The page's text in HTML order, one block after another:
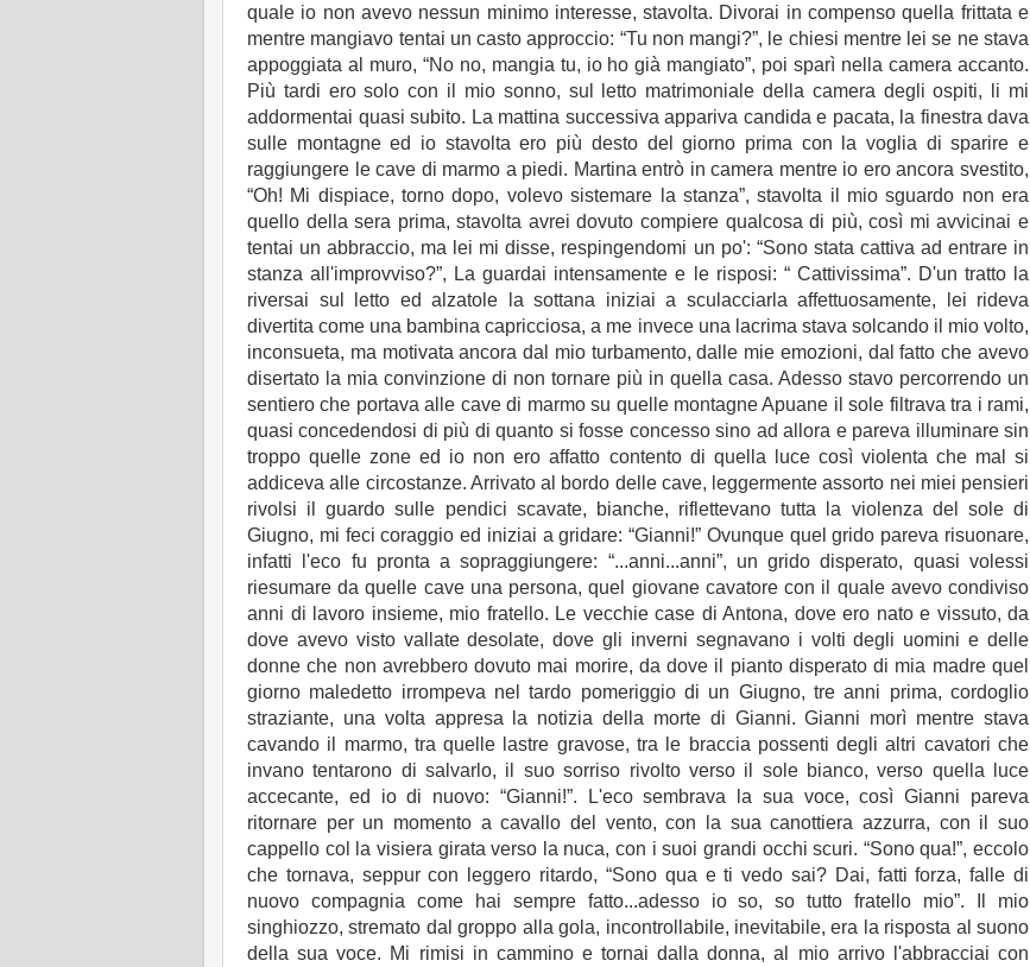
quale io non avevo nessun minimo interesse, stavolta. Divorai in compenso quella frittata e
mentre mangiavo tentai un casto approccio: “Tu non mangi?”, le chiesi mentre lei se ne stava
appoggiata al muro, “No no, mangia tu, io ho già mangiato”, poi sparì nella camera accanto.
Più tardi ero solo con il mio sonno, sul letto matrimoniale della camera degli ospiti, li mi
addormentai quasi subito. La mattina successiva appariva candida e pacata, la finestra dava
sulle montagne ed io stavolta ero più desto del giorno prima con la voglia di sparire e
raggiungere le cave di marmo a piedi. Martina entrò in camera mentre io ero ancora svestito,
“Oh! Mi dispiace, torno dopo, volevo sistemare la stanza”, stavolta il mio sguardo non era
quello della sera prima, stavolta avrei dovuto compiere qualcosa di più, così mi avvicinai e
tentai un abbraccio, ma lei mi disse, respingendomi un po': “Sono stata cattiva ad entrare in
stanza all'improvviso?”, La guardai intensamente e le risposi: “ Cattivissima”. D'un tratto la
riversai sul letto ed alzatole la sottana iniziai a sculacciarla affettuosamente, lei rideva
divertita come una bambina capricciosa, a me invece una lacrima stava solcando il mio volto,
inconsueta, ma motivata ancora dal mio turbamento, dalle mie emozioni, dal fatto che avevo
disertato la mia convinzione di non tornare più in quella casa. Adesso stavo percorrendo un
sentiero che portava alle cave di marmo su quelle montagne Apuane il sole filtrava tra i rami,
quasi concedendosi di più di quanto si fosse concesso sino ad allora e pareva illuminare sin
troppo quelle zone ed io non ero affatto contento di quella luce così violenta che mal si
addiceva alle circostanze. Arrivato al bordo delle cave, leggermente assorto nei miei pensieri
rivolsi il guardo sulle pendici scavate, bianche, riflettevano tutta la violenza del sole di
Giugno, mi feci coraggio ed iniziai a gridare: “Gianni!” Ovunque quel grido pareva risuonare,
infatti l'eco fu pronta a sopraggiungere: “...anni...anni”, un grido disperato, quasi volessi
riesumare da quelle cave una persona, quel giovane cavatore con il quale avevo condiviso
anni di lavoro insieme, mio fratello. Le vecchie case di Antona, dove ero nato e vissuto, da
dove avevo visto vallate desolate, dove gli inverni segnavano i volti degli uomini e delle
donne che non avrebbero dovuto mai morire, da dove il pianto disperato di mia madre quel
giorno maledetto irrompeva nel tardo pomeriggio di un Giugno, tre anni prima, cordoglio
straziante, una volta appresa la notizia della morte di Gianni. Gianni morì mentre stava
cavando il marmo, tra quelle lastre gravose, tra le braccia possenti degli altri cavatori che
invano tentarono di salvarlo, il suo sorriso rivolto verso il sole bianco, verso quella luce
accecante, ed io di nuovo: “Gianni!”. L'eco sembrava la sua voce, così Gianni pareva
ritornare per un momento a cavallo del vento, con la sua canottiera azzurra, con il suo
cappello col la visiera girata verso la nuca, con i suoi grandi occhi scuri. “Sono qua!”, eccolo
che tornava, seppur con leggero ritardo, “Sono qua e ti vedo sai? Dai, fatti forza, falle di
nuovo compagnia come hai sempre fatto...adesso io so, so tutto fratello mio”. Il mio
singhiozzo, stremato dal groppo alla gola, incontrollabile, inevitabile, era la risposta al suono
della sua voce. Mi rimisi in cammino e tornai dalla donna, al mio arrivo l'abbracciai con